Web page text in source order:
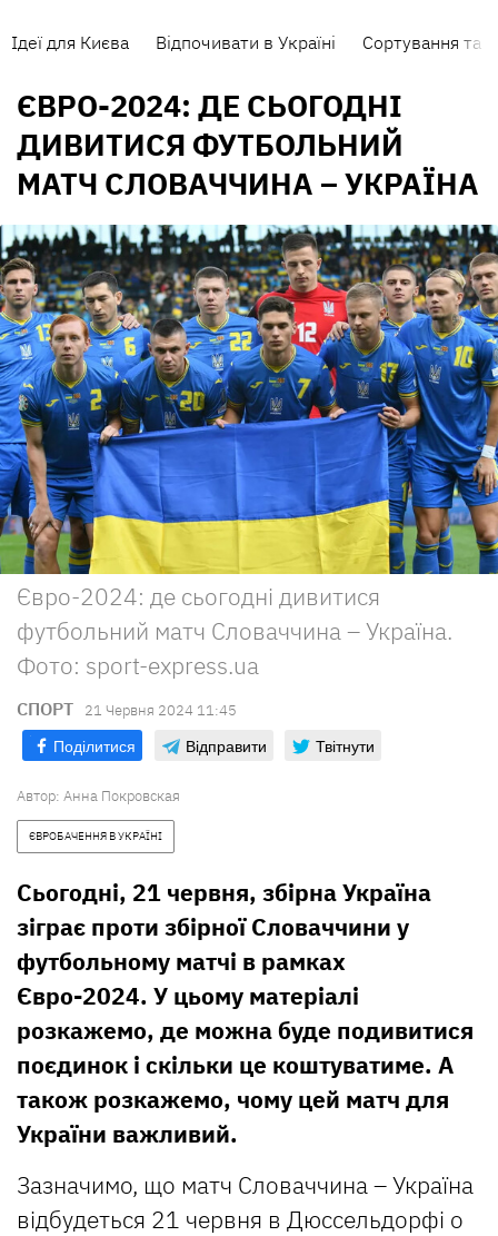
Ідеї для Києва Відпочивати в Україні Сортування та
ЄВРО-2024: ДЕ СЬОГОДНІ
ДИВИТИСЯ ФУТБОЛЬНИЙ
МАТЧ СЛОВАЧЧИНА – УКРАЇНА
Євро-2024: де сьогодні дивитися
футбольний матч Словаччина – Україна.
Фото: sport-express.ua
СПОРТ 21 Червня 2024 11:45
Поділитися Відправити Твітнути
Автор: Анна Покровская
ЄВРОБАЧЕННЯ В УКРАЇНІ
Сьогодні, 21 червня, збірна Україна
зіграє проти збірної Словаччини у
футбольному матчі в рамках
Євро-2024. У цьому матеріалі
розкажемо, де можна буде подивитися
поєдинок і скільки це коштуватиме. А
також розкажемо, чому цей матч для
України важливий.
Зазначимо, що матч Словаччина – Україна
відбудеться 21 червня в Дюссельдорфі о